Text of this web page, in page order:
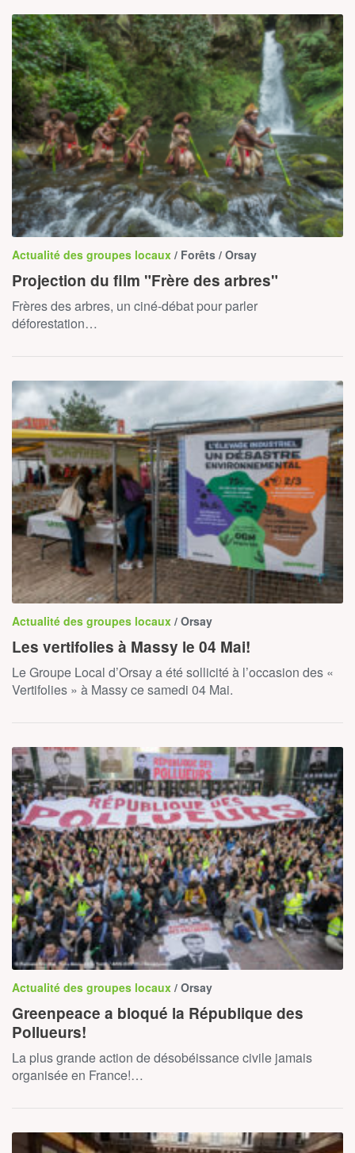
Actualité des groupes locaux / Forêts / Orsay
Projection du film "Frère des arbres"
Frères des arbres, un ciné-débat pour parler
déforestation…
Actualité des groupes locaux / Orsay
Les vertifolies à Massy le 04 Mai!
Le Groupe Local d’Orsay a été sollicité à l’occasion des «
Vertifolies » à Massy ce samedi 04 Mai.
Actualité des groupes locaux / Orsay
Greenpeace a bloqué la République des
Pollueurs!
La plus grande action de désobéissance civile jamais
organisée en France!…